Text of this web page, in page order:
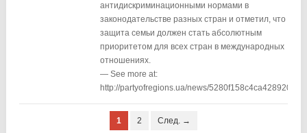
антидискриминационными нормами в
законодательстве разных стран и отметил, что
защита семьи должен стать абсолютным
приоритетом для всех стран в международных
отношениях.
— See more at:
http://partyofregions.ua/news/
1 2 След. →